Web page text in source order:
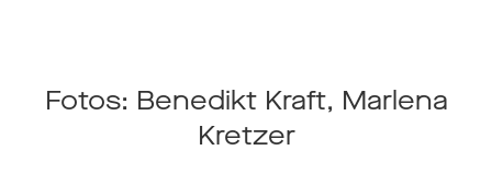
Fotos: Benedikt Kraft, Marlena
Kretzer